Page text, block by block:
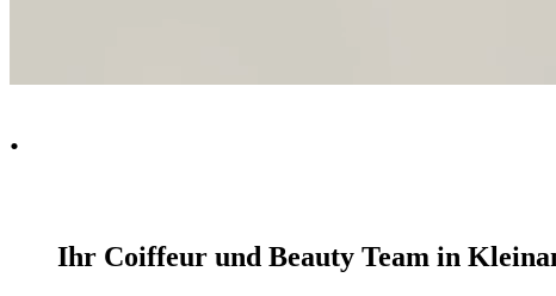
.
Ihr Coiffeur und Beauty Team in